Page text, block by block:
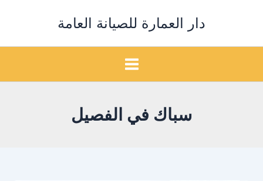
دار العمارة للصيانة العامة
سباك في الفصيل